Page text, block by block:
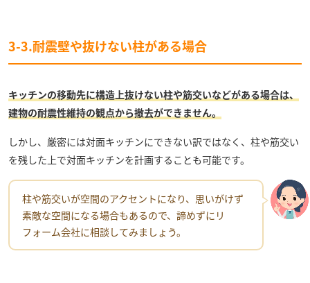
3-3.耐震壁や抜けない柱がある場合
キッチンの移動先に構造上抜けない柱や筋交いなどがある場合は、
建物の耐震性維持の観点から撤去ができません。
しかし、厳密には対面キッチンにできない訳ではなく、柱や筋交い
を残した上で対面キッチンを計画することも可能です。
柱や筋交いが空間のアクセントになり、思いがけず
素敵な空間になる場合もあるので、諦めずにリ
フォーム会社に相談してみましょう。